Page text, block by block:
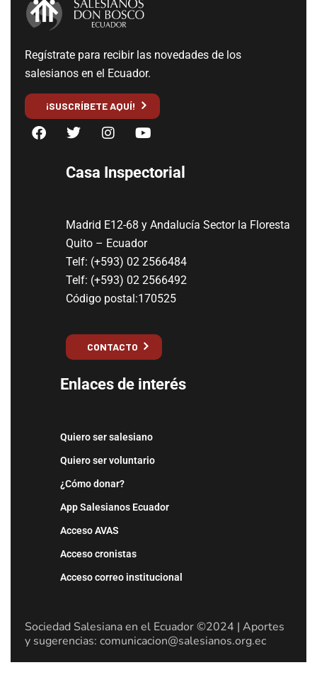
Regístrate para recibir las novedades de los
salesianos en el Ecuador.
¡SUSCRÍBETE AQUÍ!
Casa Inspectorial
Madrid E12-68 y Andalucía Sector la Floresta
Quito – Ecuador
Telf: (+593) 02 2566484
Telf: (+593) 02 2566492
Código postal:170525
CONTACTO
Enlaces de interés
Quiero ser salesiano
Quiero ser voluntario
¿Cómo donar?
App Salesianos Ecuador
Acceso AVAS
Acceso cronistas
Acceso correo institucional
Sociedad Salesiana en el Ecuador ©2024 | Aportes
y sugerencias: comunicacion@salesianos.org.ec